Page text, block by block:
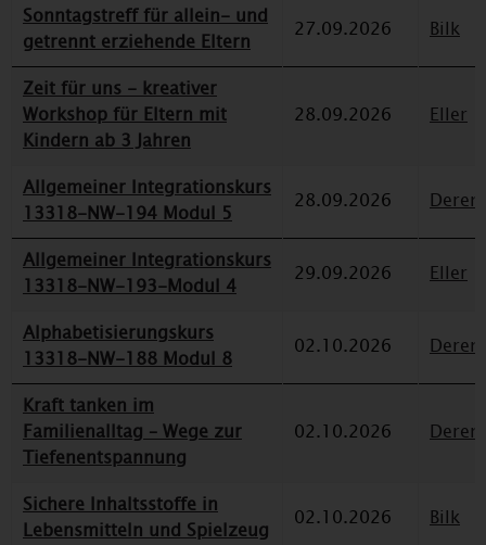
Sonntagstreff für allein- und
getrennt erziehende Eltern
27.09.2026 Bilk
Zeit für uns - kreativer
Workshop für Eltern mit
Kindern ab 3 Jahren
28.09.2026 Eller
Allgemeiner Integrationskurs
13318-NW-194 Modul 5
28.09.2026
Allgemeiner Integrationskurs
13318-NW-193-Modul 4
29.09.2026 Eller
Alphabetisierungskurs
13318-NW-188 Modul 8
02.10.2026
Kraft tanken im
Familienalltag – Wege zur
Tiefenentspannung
02.10.2026
Sichere Inhaltsstoffe in
Lebensmitteln und Spielzeug
02.10.2026 Bilk